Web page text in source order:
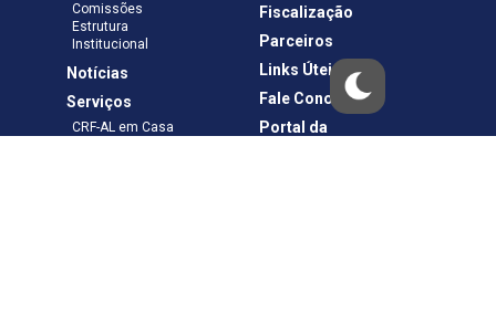
Comissões
Estrutura
Institucional
Notícias
Serviços
CRF-AL em Casa
Fiscalização
Parceiros
Links Úteis
Fale Conosco
Portal da